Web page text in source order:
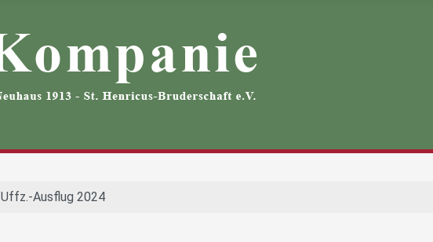
Uffz.-Ausflug 2024